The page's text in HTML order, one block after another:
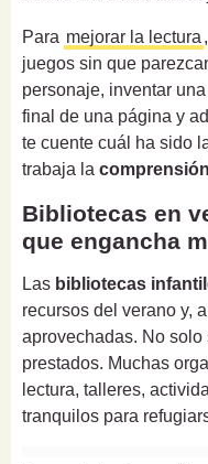
Para mejorar la lectura
juegos sin que
personaje, inventar
final de una página y
te cuente cuál ha sido
trabaja la
Bibliotecas en
que engancha
Las bibliotecas
recursos del verano y,
aprovechadas. No
prestados. Muchas
lectura, talleres,
tranquilos para